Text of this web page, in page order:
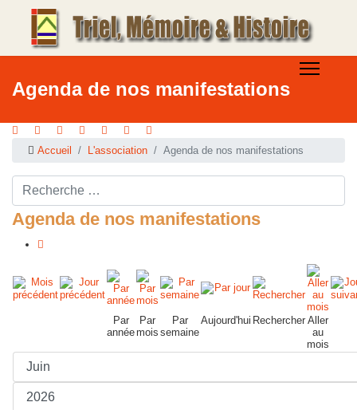
Agenda de nos manifestations
Accueil L'association Agenda de nos manifestations
Rechercher ...
Agenda de nos manifestations
Par
année
Par
mois
Par
semaine
Aujourd'hui Rechercher Aller
au
mois